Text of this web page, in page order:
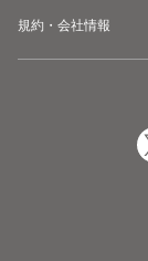
規約・会社情報